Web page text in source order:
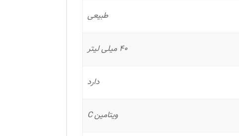
طبیعی
40 میلی لیتر
دارد
ویتامین C